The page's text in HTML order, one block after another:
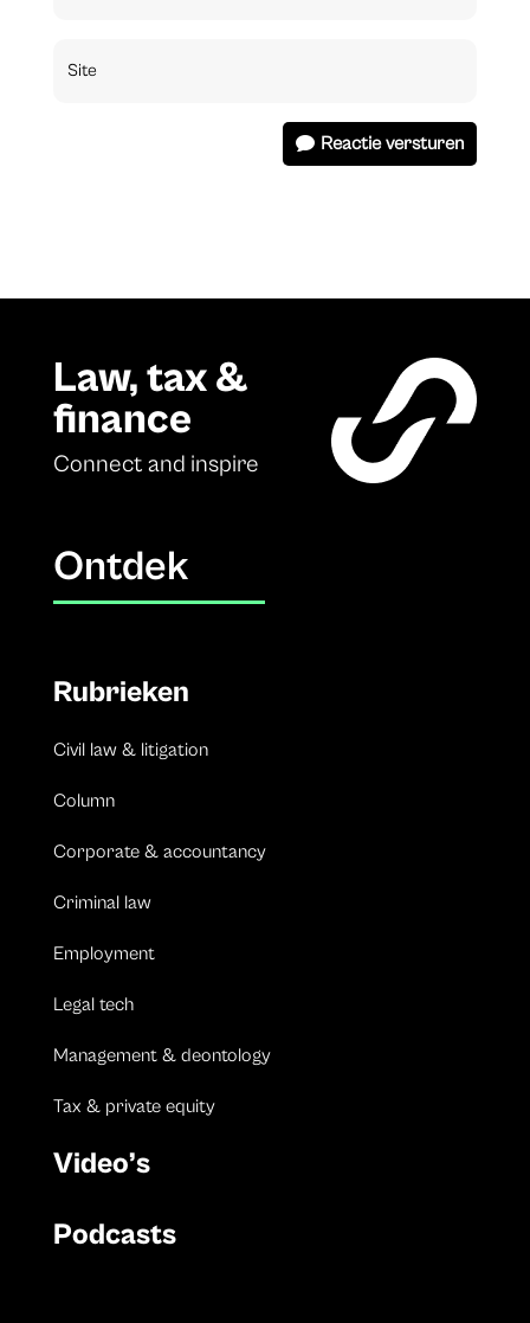
Reactie versturen
Law, tax &
finance
Connect and inspire
Ontdek
Rubrieken
Civil law & litigation
Column
Corporate & accountancy
Criminal law
Employment
Legal tech
Management & deontology
Tax & private equity
Video’s
Podcasts